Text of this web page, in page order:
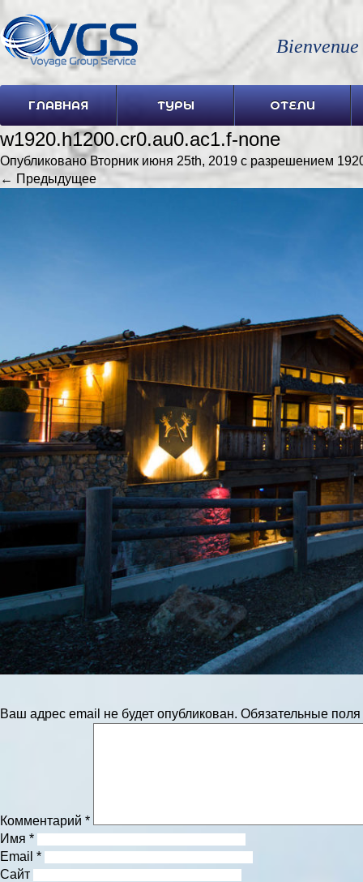
ГЛАВНАЯ ТУРЫ ОТЕЛИ
w1920.h1200.cr0.au0.ac1.f-none
ОпубликованоВторник июня 25th, 2019 с разрешением
← Предыдущее
Ваш адрес email не будет опубликован. Обязательные
Комментарий *
Имя *
Email *
Сайт